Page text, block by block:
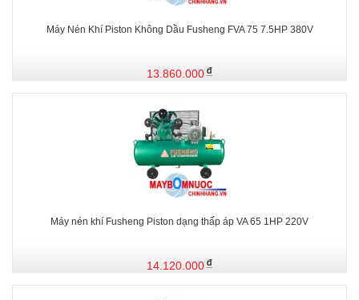
Máy Nén Khí Piston Không Dầu Fusheng FVA 75 7.5HP 380V
13.860.000
Máy nén khí Fusheng Piston dạng thấp áp VA 65 1HP 220V
14.120.000